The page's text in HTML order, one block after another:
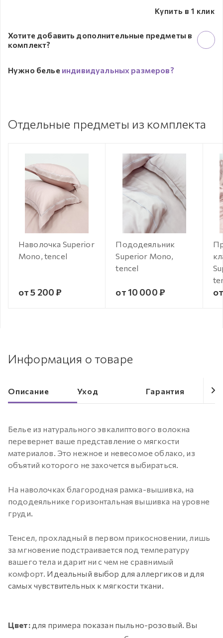
Купить в 1 клик
Хотите добавить дополнительные предметы в
комплект?
Нужно белье индивидуальных размеров?
Отдельные предметы из комплекта
Наволочка Superior
Mono, tencel
от 5 200 ₽
Пододеяльник
Superior Mono,
tencel
от 10 000 ₽
Информация о товаре
Описание Уход Гарантия
Белье из натурального эвкалиптового волокна
перевернет ваше представление о мягкости
материалов. Это нежное и невесомое облако, из
объятий которого не захочется выбираться.
На наволочках благородная рамка-вышивка, на
пододеяльнике горизонтальная вышивка на уровне
груди.
Тенсел, прохладный в первом прикосновении, лишь
за мгновение подстраивается под температуру
вашего тела и дарит ни с чем не сравнимый
комфорт. Идеальный выбор для аллергиков и для
самых чувствительных к мягкости ткани.
Цвет: для примера показан пыльно-розовый. Вы